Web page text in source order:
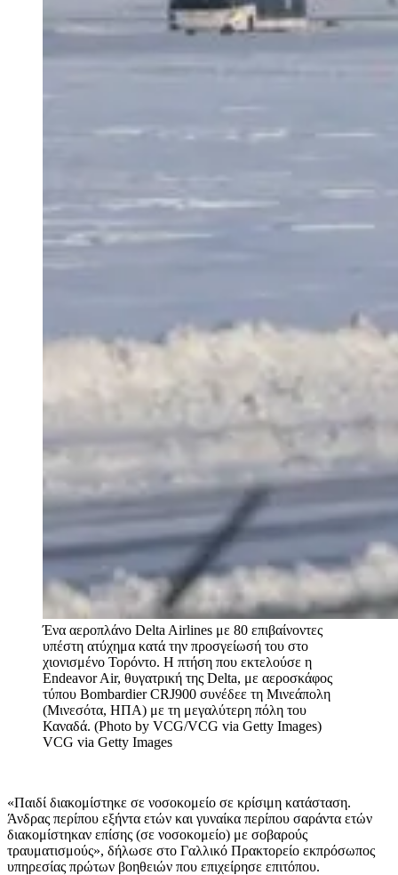
Ένα αεροπλάνο Delta Airlines με 80 επιβαίνοντες
υπέστη ατύχημα κατά την προσγείωσή του στο
χιονισμένο Τορόντο. Η πτήση που εκτελούσε η
Endeavor Air, θυγατρική της Delta, με αεροσκάφος
τύπου Bombardier CRJ900 συνέδεε τη Μινεάπολη
(Μινεσότα, ΗΠΑ) με τη μεγαλύτερη πόλη του
Καναδά. (Photo by VCG/VCG via Getty Images)
VCG via Getty Images
«Παιδί διακομίστηκε σε νοσοκομείο σε κρίσιμη κατάσταση.
Άνδρας περίπου εξήντα ετών και γυναίκα περίπου σαράντα ετών
διακομίστηκαν επίσης (σε νοσοκομείο) με σοβαρούς
τραυματισμούς», δήλωσε στο Γαλλικό Πρακτορείο εκπρόσωπος
υπηρεσίας πρώτων βοηθειών που επιχείρησε επιτόπου.